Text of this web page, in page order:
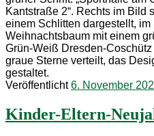
Veröffentlicht6. November
Kinder-Eltern-